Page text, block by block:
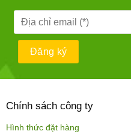
Chính sách công ty
Hình thức đặt hàng